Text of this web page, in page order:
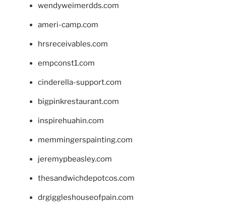
wendyweimerdds.com
ameri-camp.com
hrsreceivables.com
empconst1.com
cinderella-support.com
bigpinkrestaurant.com
inspirehuahin.com
memmingerspainting.com
jeremypbeasley.com
thesandwichdepotcos.com
drgiggleshouseofpain.com